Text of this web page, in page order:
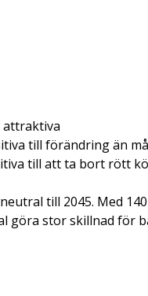
attraktiva
till förändring än
till att ta bort rött
till 2045. Med
göra stor skillnad för